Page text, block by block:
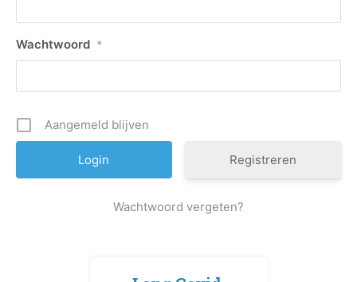
Wachtwoord *
Aangemeld blijven
Registreren
Wachtwoord vergeten?